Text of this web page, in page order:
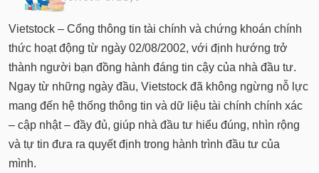
Vietstock – Cổng thông tin tài chính và chứng khoán chính
thức hoạt động từ ngày 02/08/2002, với định hướng trở
thành người bạn đồng hành đáng tin cậy của nhà đầu tư.
Ngay từ những ngày đầu, Vietstock đã không ngừng nỗ lực
mang đến hệ thống thông tin và dữ liệu tài chính chính xác
– cập nhật – đầy đủ, giúp nhà đầu tư hiểu đúng, nhìn rộng
và tự tin đưa ra quyết định trong hành trình đầu tư của
mình.